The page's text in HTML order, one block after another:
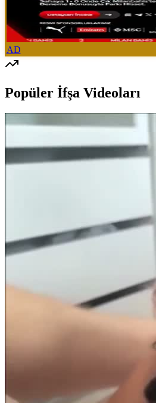
AD
Popüler İfşa Videoları